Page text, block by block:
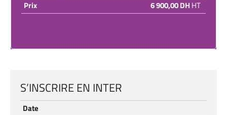
Prix
6 900,00 DH HT
S’INSCRIRE EN INTER
Date